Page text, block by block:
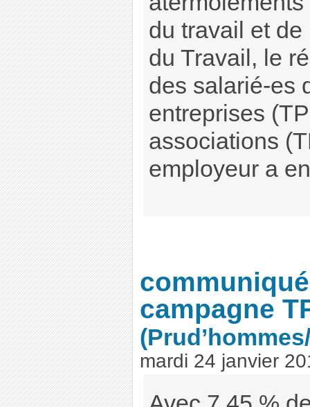
du travail et
du Travail, le
des salarié-es
entreprises
associations
employeur a
campagne
mardi 24 janvier